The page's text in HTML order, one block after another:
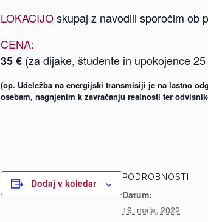
LOKACIJOskupaj z navodili sporočim ob
CENA:
35 € (za dijake, študente in upokojence 25
(op. Udeležba na energijski transmisiji je na lastno
osebam, nagnjenim k zavračanju realnosti ter
Dodaj v koledar PODROBNOSTI
Datum:
19. maja, 2022